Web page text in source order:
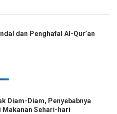
dan Penghafal Al-Qur’an
Diam-Diam, Penyebabnya
Makanan Sehari-hari